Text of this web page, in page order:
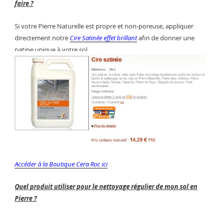
faire ?
Si votre Pierre Naturelle est propre et non-poreuse, appliquer
directement notre Cire Satinée effet brillantafin de donner une
patine unique à votre sol.
Accéder à la Boutique Cera Roc ici
Quel produit utiliser pour le nettoyage régulier de mon sol en
Pierre ?